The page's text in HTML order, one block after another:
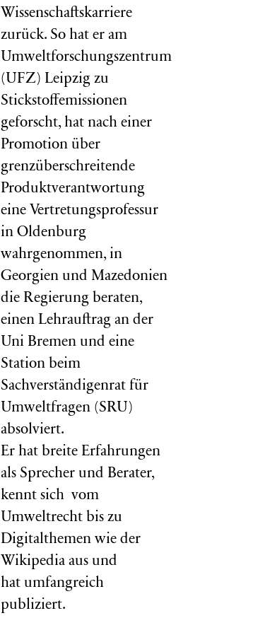
Wissenschaftskarriere
zurück. So hat er am
Umweltforschungszentrum
(UFZ) Leipzig zu
Stickstoffemissionen
geforscht, hat nach einer
Promotion über
grenzüberschreitende
Produktverantwortung
eine Vertretungsprofessur
in Oldenburg
wahrgenommen, in
Georgien und Mazedonien
die Regierung beraten,
einen Lehrauftrag an der
Uni Bremen und eine
Station beim
Sachverständigenrat für
Umweltfragen (SRU )
absolviert.
Er hat breite Erfahrungen
als Sprecher und Berater,
kennt sich vom
Umweltrecht bis zu
Digitalthemen wie der
Wikipedia aus und
hat umfangreich
publiziert.